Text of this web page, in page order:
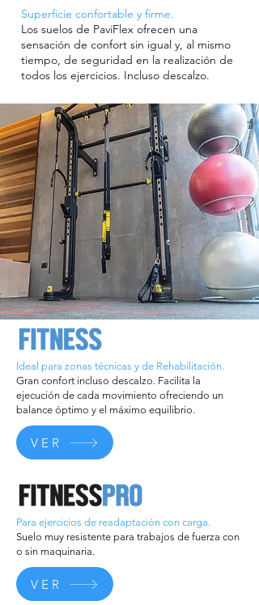
Superficie confortable y firme.
Los suelos de PaviFlex ofrecen una
sensación de confort sin igual y, al mismo
tiempo, de seguridad en la realización de
todos los ejercicios. Incluso descalzo.
Ideal para zonas técnicas y de Rehabilitación.
Gran confort incluso descalzo. Facilita la
ejecución de cada movimiento ofreciendo un
balance óptimo y el máximo equilibrio.
VER
Para ejercicios de readaptación con carga.
Suelo muy resistente para trabajos de fuerza con
o sin maquinaria.
VER